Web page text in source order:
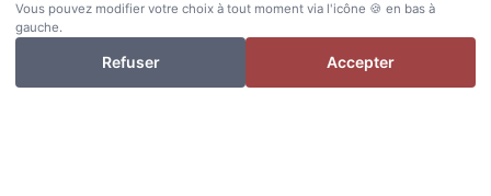
Je veux investir ou revendre
Vous pouvez modifier votre choix à tout moment via l'icône 🍪 en bas à
gauche.
Refuser Accepter